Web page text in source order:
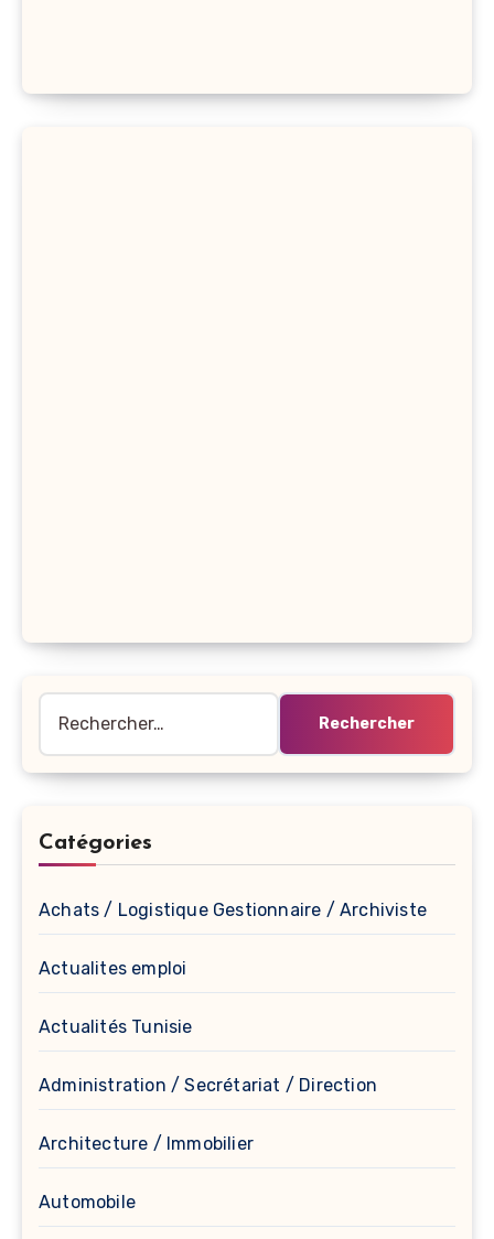
Catégories
Achats / Logistique Gestionnaire / Archiviste
Actualites emploi
Actualités Tunisie
Administration / Secrétariat / Direction
Architecture / Immobilier
Automobile